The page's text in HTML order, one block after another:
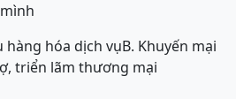
hàng hóa dịch vụB. Khuyến mại
triển lãm thương mại